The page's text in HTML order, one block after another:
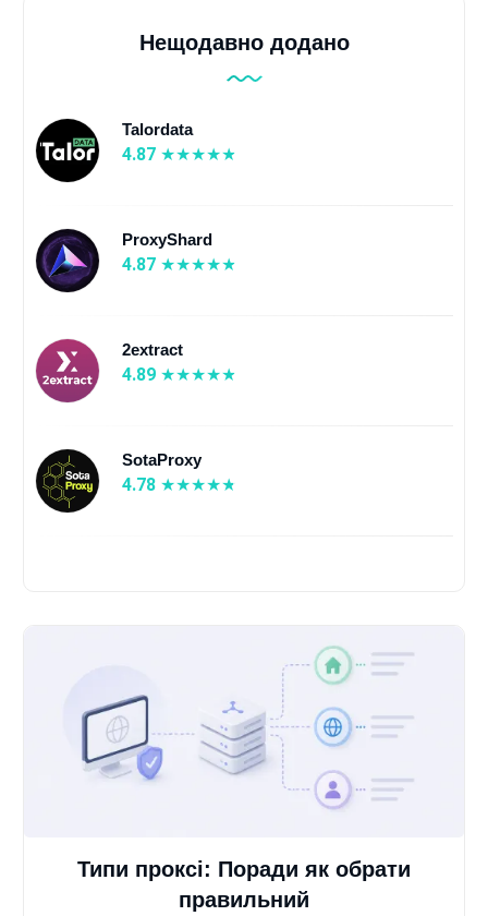
Нещодавно додано
Talordata
4.87
ProxyShard
4.87
2extract
4.89
SotaProxy
4.78
Типи проксі: Поради як обрати
правильний